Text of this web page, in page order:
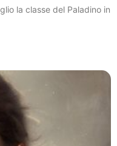
la classe del Paladino in